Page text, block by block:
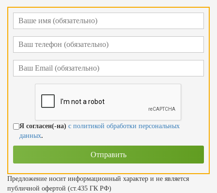
Я согласен(-на) с политикой обработки персональных
данных.
Предложение носит информационный характер и не является
публичной офертой (ст.435 ГК РФ)